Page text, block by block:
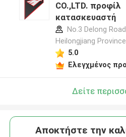
CO.,LTD. προφίλ
κατασκευαστή
No.3 Delong
Heilongjiang
5.0
Ελεγχμένος
Δείτε
Αποκτήστε την